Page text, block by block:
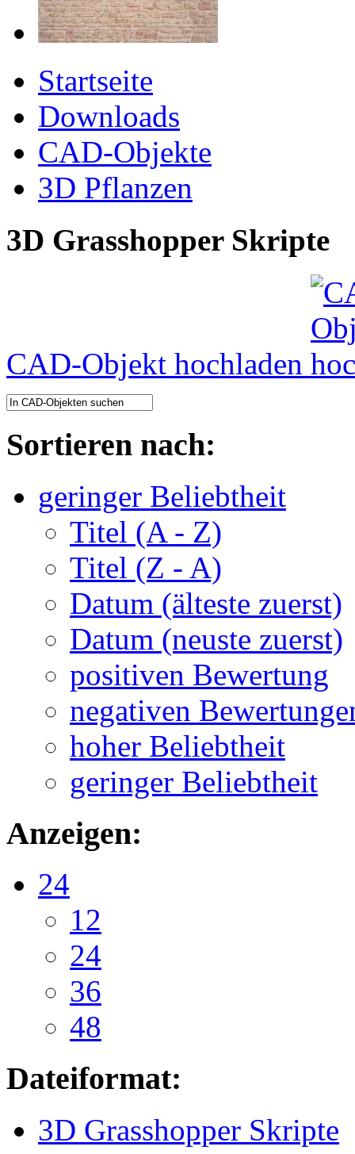
Startseite
Downloads
CAD-Objekte
3D Pflanzen
3D Grasshopper Skripte
CAD-Objekt hochladen
Sortieren nach:
geringer Beliebtheit
Titel (A - Z)
Titel (Z - A)
Datum (älteste zuerst)
Datum (neuste zuerst)
positiven Bewertung
negativen
hoher Beliebtheit
geringer Beliebtheit
Anzeigen:
24
12
24
36
48
Dateiformat:
3D Grasshopper Skripte